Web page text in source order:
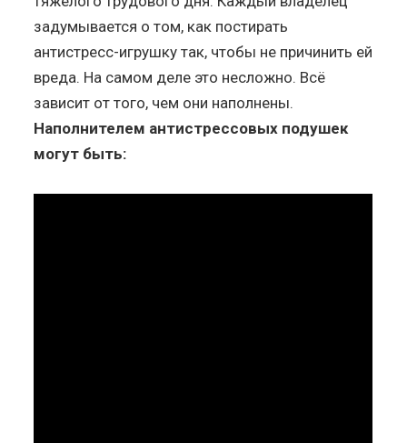
задумывается о том, как постирать
антистресс-игрушку так, чтобы не причинить ей
вреда. На самом деле это несложно. Всё
зависит от того, чем они наполнены.
Наполнителем антистрессовых подушек
могут быть: